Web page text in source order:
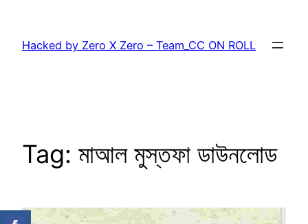
content
Hacked by Zero X Zero – Team_CC ON ROLL
Tag: মাআল মুস্তফা ডাউনলোড